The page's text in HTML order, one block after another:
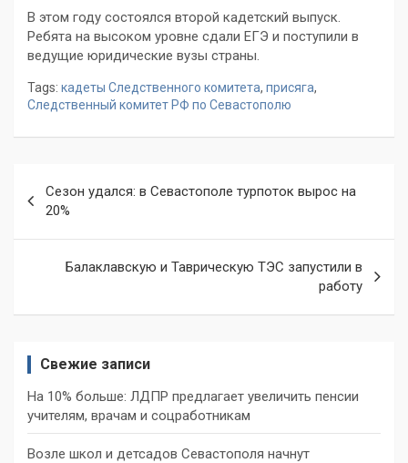
В этом году состоялся второй кадетский выпуск.
Ребята на высоком уровне сдали ЕГЭ и поступили в
ведущие юридические вузы страны.
Tags: кадеты Следственного комитета, присяга,
Следственный комитет РФ по Севастополю
по
записям
Сезон удался: в Севастополе турпоток вырос на
20%
Балаклавскую и Таврическую ТЭС запустили в
работу
Свежие записи
На 10% больше: ЛДПР предлагает увеличить пенсии
учителям, врачам и соцработникам
Возле школ и детсадов Севастополя начнут